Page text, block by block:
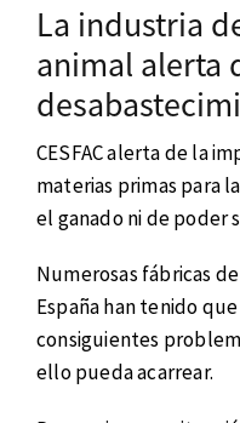
La industria
animal alerta
CESFAC alerta de la
materias primas para
el ganado ni de poder
Numerosas fábricas
España han tenido
consiguientes
ello pueda acarrear.